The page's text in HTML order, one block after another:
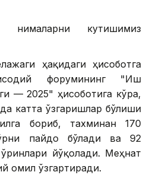
нималарни кутишимиз
ҳақидаги ҳисоботга
форумининг "Иш
— 2025" ҳисоботига кўра,
катта ўзгаришлар бўлиши
бориб, тахминан 170
пайдо бўлади ва 92
йўқолади. Меҳнат
омил ўзгартиради.